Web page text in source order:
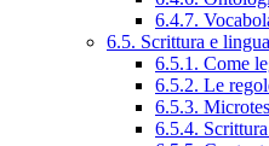
6.4.7.
6.5. Scrittura e
6.5.1. Come
6.5.2. Le
6.5.3.
6.5.4.